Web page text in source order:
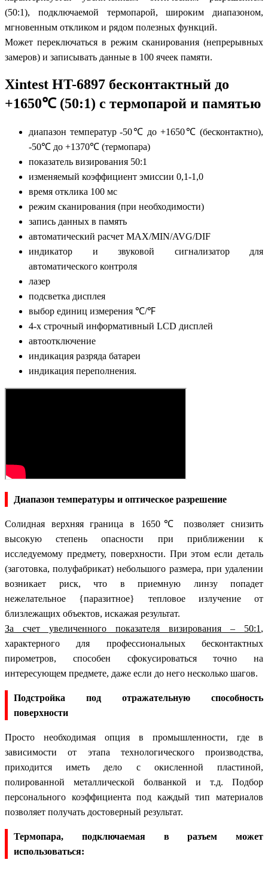
(50:1), подключаемой термопарой, широким диапазоном,
мгновенным откликом и рядом полезных функций.
Может переключаться в режим сканирования (непрерывных
замеров) и записывать данные в 100 ячеек памяти.
Xintest HT-6897 бесконтактный до
+1650℃ (50:1) с термопарой и памятью
диапазон температур -50℃ до +1650℃ (бесконтактно),
-50℃ до +1370℃ (термопара)
показатель визирования 50:1
изменяемый коэффициент эмиссии 0,1-1,0
время отклика 100 мс
режим сканирования (при необходимости)
запись данных в память
автоматический расчет MAX/MIN/AVG/DIF
индикатор и звуковой сигнализатор для
автоматического контроля
лазер
подсветка дисплея
выбор единиц измерения ℃/℉
4-х строчный информативный LCD дисплей
автоотключение
индикация разряда батареи
индикация переполнения.
Диапазон температуры и оптическое разрешение
Солидная верхняя граница в 1650℃ позволяет снизить
высокую степень опасности при приближении к
исследуемому предмету, поверхности. При этом если деталь
(заготовка, полуфабрикат) небольшого размера, при удалении
возникает риск, что в приемную линзу попадет
нежелательное {паразитное} тепловое излучение от
близлежащих объектов, искажая результат.
За счет увеличенного показателя визирования – 50:1 ,
характерного для профессиональных бесконтактных
пирометров, способен сфокусироваться точно на
интересующем предмете, даже если до него несколько шагов.
Подстройка под отражательную способность
поверхности
Просто необходимая опция в промышленности, где в
зависимости от этапа технологического производства,
приходится иметь дело с окисленной пластиной,
полированной металлической болванкой и т.д. Подбор
персонального коэффициента под каждый тип материалов
позволяет получать достоверный результат.
Термопара, подключаемая в разъем может
использоваться: